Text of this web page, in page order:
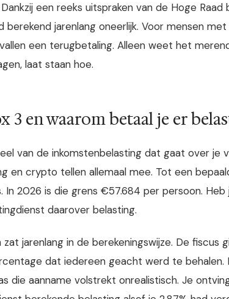
een reeks uitspraken van de Hoge
berekend jarenlang oneerlijk. Voor mensen
een terugbetaling. Alleen weet het
laat staan hoe.
3 en waarom betaal je er
van de inkomstenbelasting dat gaat over je
en crypto tellen allemaal mee. Tot een
In 2026 is die grens €57.684 per persoon.
daarover belasting.
jarenlang in de berekeningswijze. De fiscus
dat iedereen geacht werd te behalen.
die aanname volstrekt onrealistisch. Je